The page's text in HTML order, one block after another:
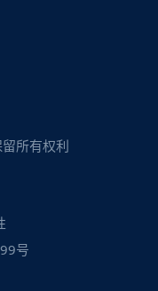
所有权利
号